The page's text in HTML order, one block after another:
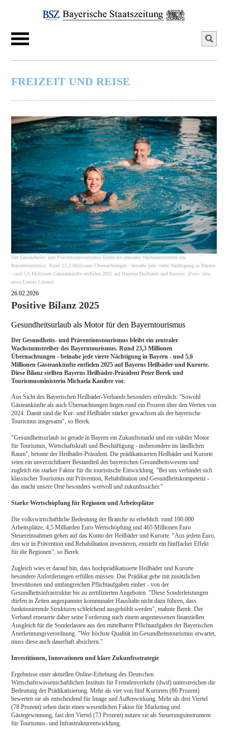
FREIZEIT UND REISE
Der Gesundheits- und Präventionstourismus bleibt ein zentraler Wachstumstreiber des
Bayerntourismus. Rund 23,3 Millionen Übernachtungen - beinahe jede vierte Nächtigung in Bayern
- und 5,6 Millionen Gästeankünfte entfielen 2025 auf Bayerns Heilbäder und Kurorte. (Foto: obx-
news/Leonie Lorenz)
26.02.2026
Positive Bilanz 2025
Gesundheitsurlaub als Motor für den Bayerntourismus
Der Gesundheits- und Präventionstourismus bleibt ein zentraler
Wachstumstreiber des Bayerntourismus. Rund 23,3 Millionen
Übernachtungen - beinahe jede vierte Nächtigung in Bayern - und 5,6
Millionen Gästeankünfte entfielen 2025 auf Bayerns Heilbäder und Kurorte.
Diese Bilanz stellten Bayerns Heilbäder-Präsident Peter Berek und
Tourismusministerin Michaela Kaniber vor.
Aus Sicht des Bayerischen Heilbäder-Verbands besonders erfreulich: "Sowohl
Gästeankünfte als auch Übernachtungen liegen rund ein Prozent über den Werten von
2024. Damit sind die Kur- und Heilbäder stärker gewachsen als der bayerische
Tourismus insgesamt", so Berek.
"Gesundheitsurlaub ist gerade in Bayern ein Zukunftsmarkt und ein stabiler Motor
für Tourismus, Wirtschaftskraft und Beschäftigung - insbesondere im ländlichen
Raum", betonte der Heilbäder-Präsident. Die prädikatisierten Heilbäder und Kurorte
seien ein unverzichtbarer Bestandteil des bayerischen Gesundheitswesens und
zugleich ein starker Faktor für die touristische Entwicklung. "Bei uns verbindet sich
klassischer Tourismus mit Prävention, Rehabilitation und Gesundheitskompetenz -
das macht unsere Orte besonders wertvoll und zukunftssicher."
Starke Wertschöpfung für Regionen und Arbeitsplätze
Die volkswirtschaftliche Bedeutung der Branche ist erheblich: rund 100.000
Arbeitsplätze, 4,5 Milliarden Euro Wertschöpfung und 465 Millionen Euro
Steuereinnahmen gehen auf das Konto der Heilbäder und Kurorte. "Aus jedem Euro,
den wir in Prävention und Rehabilitation investieren, entsteht ein fünffacher Effekt
für die Regionen", so Berek.
Zugleich wies er darauf hin, dass hochprädikatisierte Heilbäder und Kurorte
besondere Anforderungen erfüllen müssen. Das Prädikat gehe mit zusätzlichen
Investitionen und umfangreichen Pflichtaufgaben einher - von der
Gesundheitsinfrastruktur bis zu zertifizierten Angeboten. "Diese Sonderleistungen
dürfen in Zeiten angespannter kommunaler Haushalte nicht dazu führen, dass
funktionierende Strukturen schleichend ausgehöhlt werden", mahnte Berek. Der
Verband erneuerte daher seine Forderung nach einem angemessenen finanziellen
Ausgleich für die Sonderlasten aus den mittelbaren Pflichtaufgaben der Bayerischen
Anerkennungsverordnung. "Wer höchste Qualität im Gesundheitstourismus erwartet,
muss diese auch dauerhaft absichern."
Investitionen, Innovationen und klare Zukunftsstrategie
Ergebnisse einer aktuellen Online-Erhebung des Deutschen
Wirtschaftswissenschaftlichen Instituts für Fremdenverkehr (dwif) unterstreichen die
Bedeutung der Prädikatisierung. Mehr als vier von fünf Kurorten (86 Prozent)
bewerten sie als entscheidend für Image und Außenwirkung. Mehr als drei Viertel
(78 Prozent) sehen darin einen wesentlichen Faktor für Marketing und
Gästegewinnung, fast drei Viertel (73 Prozent) nutzen sie als Steuerungsinstrument
für Tourismus- und Infrastrukturentwicklung.